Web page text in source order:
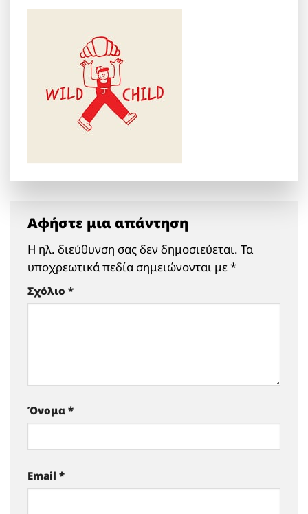
Αφήστε μια απάντηση
Η ηλ. διεύθυνση σας δεν δημοσιεύεται. Τα
υποχρεωτικά πεδία σημειώνονται με*
Σχόλιο *
Όνομα *
Email *